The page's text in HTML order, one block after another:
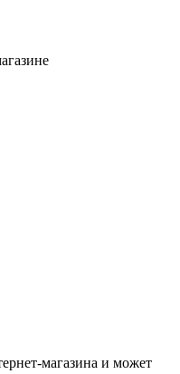
магазина и может